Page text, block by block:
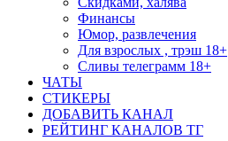
Финансы
Юмор, развлечения
Для взрослых , трэш 18+
Сливы телеграмм 18+
ЧАТЫ
СТИКЕРЫ
ДОБАВИТЬ КАНАЛ
РЕЙТИНГ КАНАЛОВ ТГ